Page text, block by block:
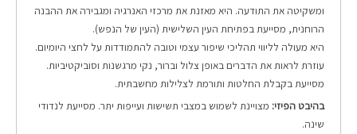
ומשקיטה את התודעה. היא מאזנת את מרכזי האנרגיה ומגבירה את ההבנה
הרוחנית, מסייעת בפתיחת העין השלישית (העין של הנפש).
היא מעולה לליווי תהליכי שיפור עצמי וטובה להתמודדות על לחצי היומיום.
עוזרת לראות את הדברים באופן צלול וברור, נקי מרגשנות וסוביקטיביות.
מסייעת בקבלת החלטות ותורמת לצלילות מחשבתית.
בהיבט הפיזי: מצויינת לשמוש במצבי תשישות ועייפות יתר. מסייעת לנדודי
שינה.